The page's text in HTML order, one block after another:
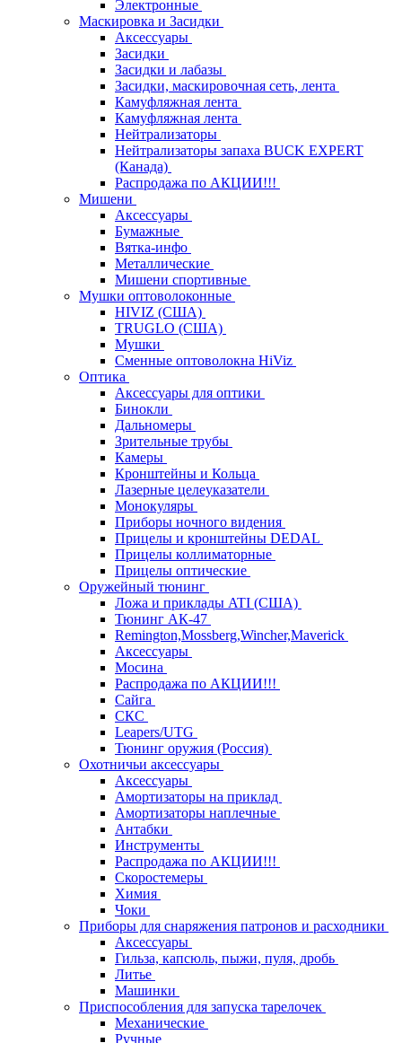
Электронные
Маскировка и Засидки
Аксессуары
Засидки
Засидки и лабазы
Засидки, маскировочная сеть, лента
Камуфляжная лента
Камуфляжная лента
Нейтрализаторы
Нейтрализаторы запаха BUCK EXPERT
(Канада)
Распродажа по АКЦИИ!!!
Мишени
Аксессуары
Бумажные
Вятка-инфо
Металлические
Мишени спортивные
Мушки оптоволоконные
HIVIZ (США)
TRUGLO (США)
Мушки
Сменные оптоволокна HiViz
Оптика
Аксессуары для оптики
Бинокли
Дальномеры
Зрительные трубы
Камеры
Кронштейны и Кольца
Лазерные целеуказатели
Монокуляры
Приборы ночного видения
Прицелы и кронштейны DEDAL
Прицелы коллиматорные
Прицелы оптические
Оружейный тюнинг
Ложа и приклады ATI (США)
Тюнинг АК-47
Remington,Mossberg,Wincher,Maverick
Аксессуары
Мосина
Распродажа по АКЦИИ!!!
Сайга
СКС
Leapers/UTG
Тюнинг оружия (Россия)
Охотничьи аксессуары
Аксессуары
Амортизаторы на приклад
Амортизаторы наплечные
Антабки
Инструменты
Распродажа по АКЦИИ!!!
Скоростемеры
Химия
Чоки
Приборы для снаряжения патронов и расходники
Аксессуары
Гильза, капсюль, пыжи, пуля, дробь
Литье
Машинки
Приспособления для запуска тарелочек
Механические
Ручные